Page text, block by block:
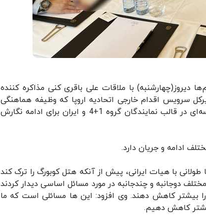
با ملاقات علی باقری کنی مذاکره کننده
سرویس اقدام خارجی اتحادیه اروپا که وظیفه هماهنگی
جلسات بین هیات‌ها را برعهده دارد ادامه یافت. همچنین جلسه‌ای در قالب نمایندگان گروه 1+4 و ایران برای ادامه نگارش
ادامه و جریان دارد.
با هیات ایرانی، پیش از آنکه هتل کوبورگ را ترک کند
دوجانبه و چندجانبه در مورد مسائل اساسی دیدار کردند
را بیشتر کاهش دهند. وی افزود: این ها مسائلی است که ما
کاهش دهیم.